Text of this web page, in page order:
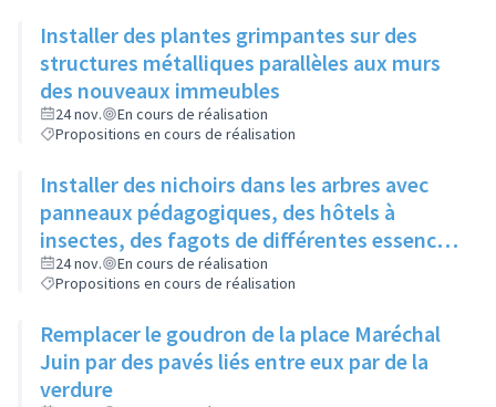
Installer des plantes grimpantes sur des
structures métalliques parallèles aux murs
des nouveaux immeubles
24 nov.
En cours de réalisation
Propositions en cours de réalisation
Installer des nichoirs dans les arbres avec
panneaux pédagogiques, des hôtels à
insectes, des fagots de différentes essences
pour stimuler la biodiversité sur la place du
Château à la Roue
24 nov.
En cours de réalisation
Propositions en cours de réalisation
Remplacer le goudron de la place Maréchal
Juin par des pavés liés entre eux par de la
verdure